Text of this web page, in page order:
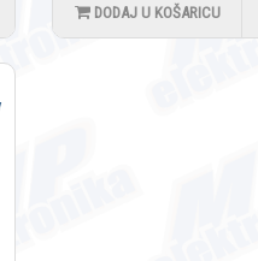
DODAJ U KOŠARICU